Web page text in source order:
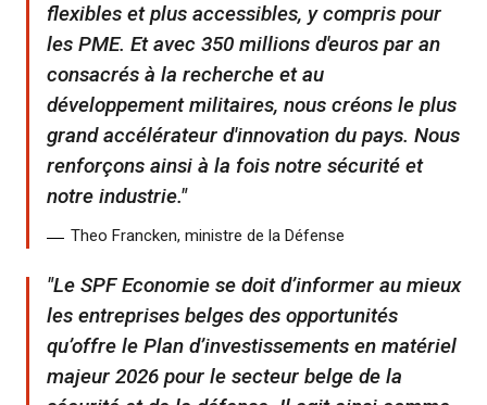
flexibles et plus accessibles, y compris pour
les PME. Et avec 350 millions d'euros par an
consacrés à la recherche et au
développement militaires, nous créons le plus
grand accélérateur d'innovation du pays. Nous
renforçons ainsi à la fois notre sécurité et
notre industrie.
Theo Francken, ministre de la Défense
Le SPF Economie se doit d’informer au mieux
les entreprises belges des opportunités
qu’offre le Plan d’investissements en matériel
majeur 2026 pour le secteur belge de la